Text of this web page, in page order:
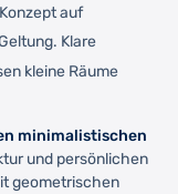
auf
Klare
kleine Räume
minimalistischen
und persönlichen
geometrischen